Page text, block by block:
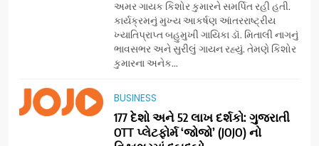
અમર ગાયક કિશોર કુમારને સમર્પિત રહી હતી.
કાર્યક્રમનું મુખ્ય આકર્ષણ આંતરરાષ્ટ્રીય
ખ્યાતિપ્રાપ્ત બહુમુખી ગાયિકા ડૉ. મિતાલી નાગનું
ભાવસભર અને સુરીલું ગાયન રહ્યું. તેમણે કિશોર
કુમારના અનેક...
BUSINESS
177 દેશો અને 52 લાખ દર્શકો: ગુજરાતી
OTT પ્લેટફોર્મ ‘જોજો’ (JOJO) નો
સેમસંગ વિશ્વ યુવા કૌશલ્ય
દિવસની ઉજવણી કરે છે, સેમસંગ
દોસ્ત કૌશલ્ય વિકાસ કાર્યક્રમના
BUSINESS CSR